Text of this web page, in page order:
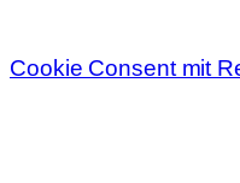
Cookie Consent mit